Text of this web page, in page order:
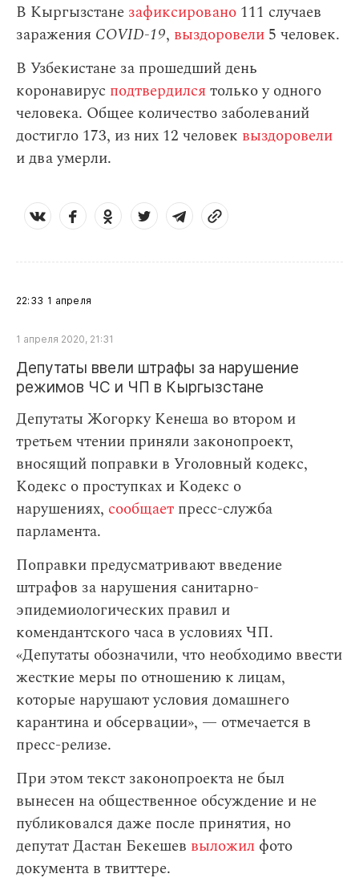
В Кыргызстане зафиксировано 111 случаев
заражения СOVID-19, выздоровели 5 человек.
В Узбекистане за прошедший день
коронавирус подтвердился только у одного
человека. Общее количество заболеваний
достигло 173, из них 12 человек выздоровели
и два умерли.
22:33 1 апреля
1 апреля 2020, 21:31
Депутаты ввели штрафы за нарушение
режимов ЧС и ЧП в Кыргызстане
Депутаты Жогорку Кенеша во втором и
третьем чтении приняли законопроект,
вносящий поправки в Уголовный кодекс,
Кодекс о проступках и Кодекс о
нарушениях, сообщает пресс-служба
парламента.
Поправки предусматривают введение
штрафов за нарушения санитарно-
эпидемиологических правил и
комендантского часа в условиях ЧП.
«Депутаты обозначили, что необходимо ввести
жесткие меры по отношению к лицам,
которые нарушают условия домашнего
карантина и обсервации», — отмечается в
пресс-релизе.
При этом текст законопроекта не был
вынесен на общественное обсуждение и не
публиковался даже после принятия, но
депутат Дастан Бекешев выложил фото
документа в твиттере.